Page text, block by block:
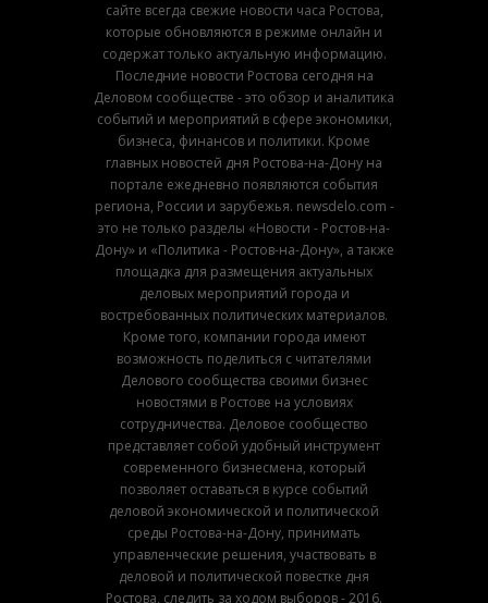
сайте всегда свежие новости часа Ростова,
которые обновляются в режиме онлайн и
содержат только актуальную информацию.
Последние новости Ростова сегодня на
Деловом сообществе - это обзор и аналитика
событий и мероприятий в сфере экономики,
бизнеса, финансов и политики. Кроме
главных новостей дня Ростова-на-Дону на
портале ежедневно появляются события
региона, России и зарубежья. newsdelo.com -
это не только разделы «Новости - Ростов-на-
Дону» и «Политика - Ростов-на-Дону», а также
площадка для размещения актуальных
деловых мероприятий города и
востребованных политических материалов.
Кроме того, компании города имеют
возможность поделиться с читателями
Делового сообщества своими бизнес
новостями в Ростове на условиях
сотрудничества. Деловое сообщество
представляет собой удобный инструмент
современного бизнесмена, который
позволяет оставаться в курсе событий
деловой экономической и политической
среды Ростова-на-Дону, принимать
управленческие решения, участвовать в
деловой и политической повестке дня
Ростова, следить за ходом выборов - 2016.